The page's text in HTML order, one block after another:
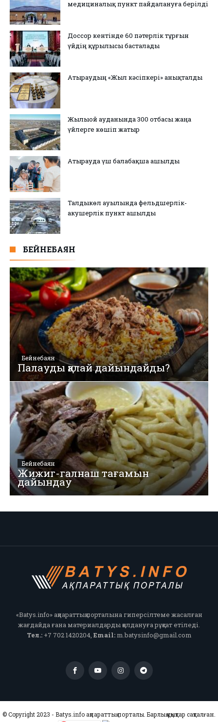
медициналық пункт пайдалануға берілді
Доссор кентінде 60 пәтерлік тұрғын
үйдің құрылысы басталады
Атыраудың «Жыл кәсіпкері» анықталды
Жылыой ауданында 300 отбасы жаңа
үйлерге көшіп жатыр
Атырауда үш балабақша ашылды
Талдыкөл ауылында фельдшерлік-
акушерлік пункт ашылды
БЕЙНЕБАЯН
Бейнебаян
Палауды қалай дайындайды?
Бейнебаян
Жижиг-галнаш тағамын
дайындау
«Batys.info» ақпараттық порталына гиперсілтеме жасалған
жағдайда ғана материалдарды қолдануға рұқсат етіледі.
Тел.:+7 702 1420204, Email:m.batysinfo@gmail.com
© Copyright 2023 - Batys.info ақпараттық порталы. Барлық құқықтар сақталған.